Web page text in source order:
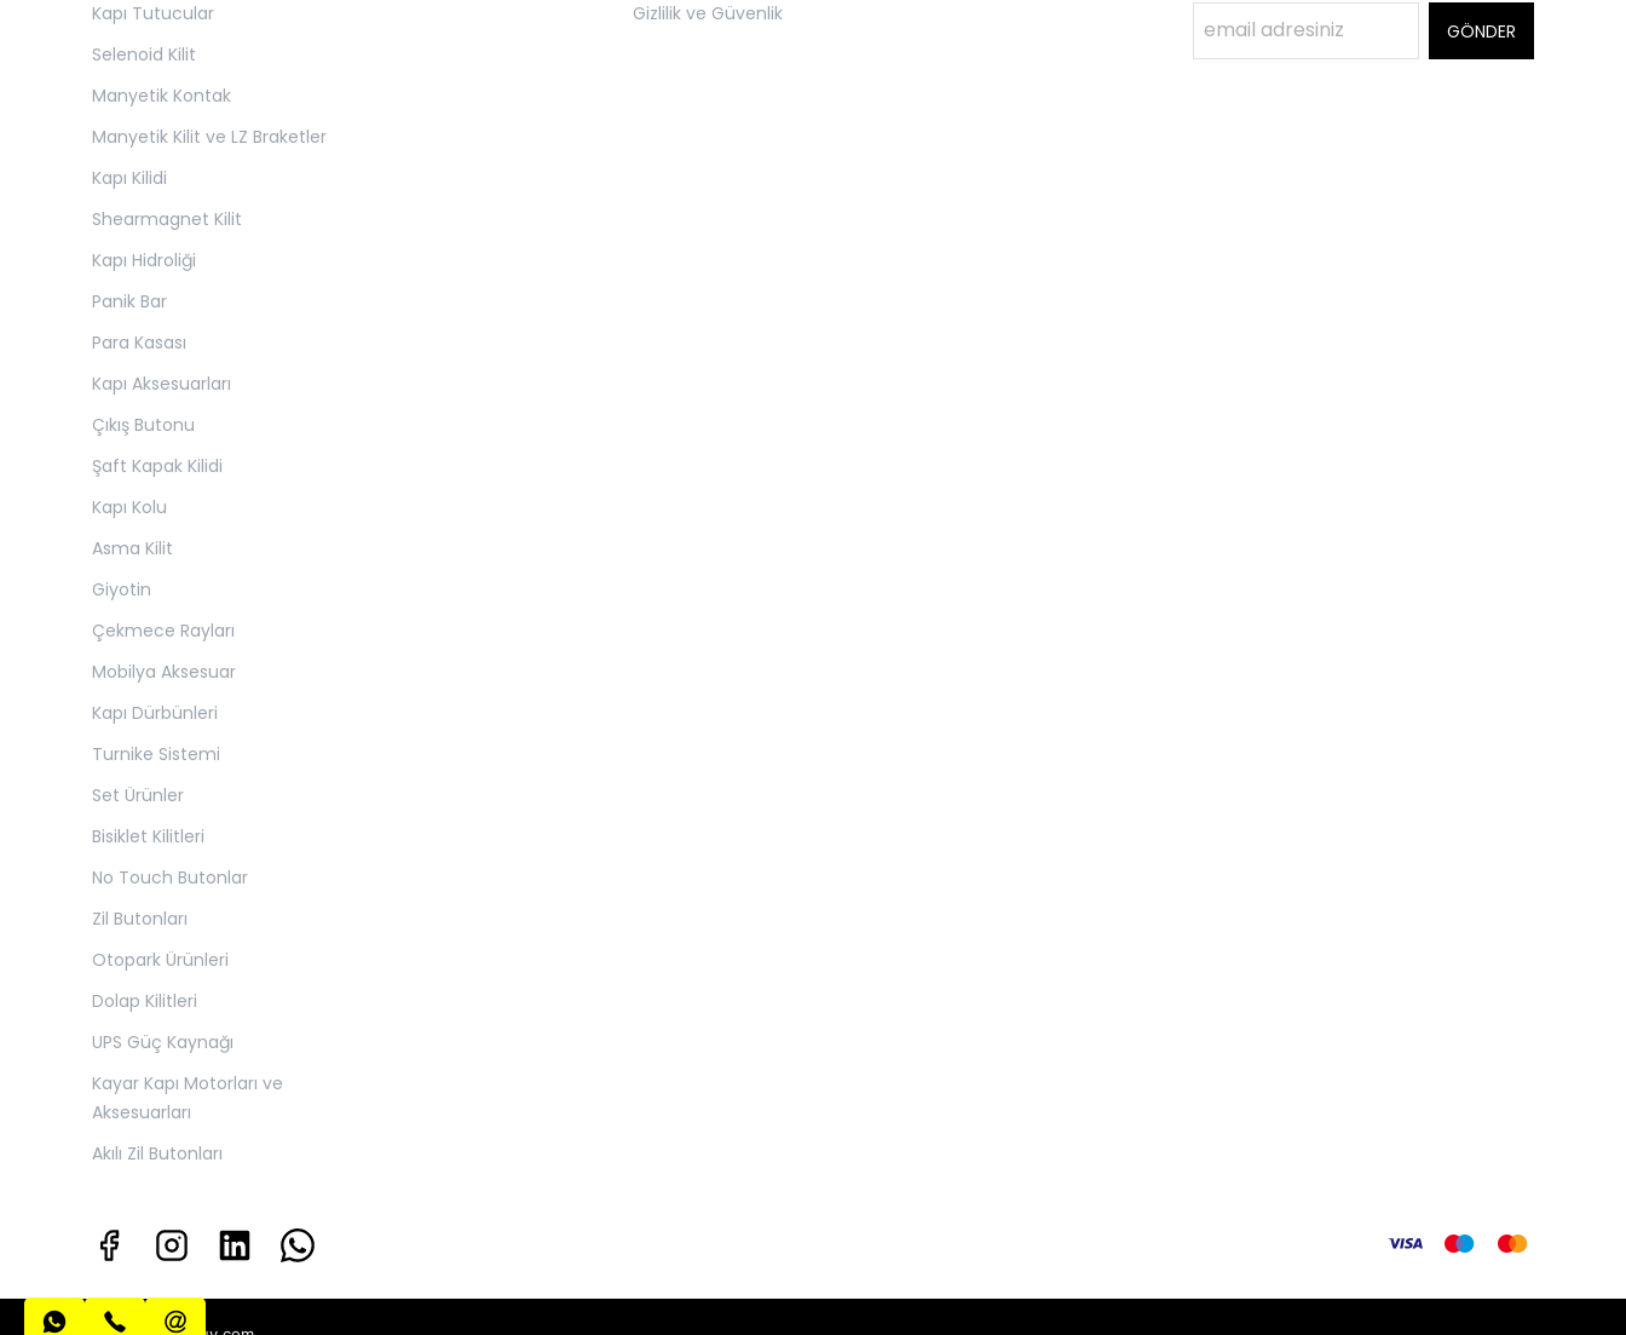
Kapı Tutucular
Selenoid Kilit
Manyetik Kontak
Manyetik Kilit ve LZ Braketler
Kapı Kilidi
Shearmagnet Kilit
Kapı Hidroliği
Panik Bar
Para Kasası
Kapı Aksesuarları
Çıkış Butonu
Şaft Kapak Kilidi
Kapı Kolu
Asma Kilit
Giyotin
Çekmece Rayları
Mobilya Aksesuar
Kapı Dürbünleri
Turnike Sistemi
Set Ürünler
Bisiklet Kilitleri
No Touch Butonlar
Zil Butonları
Otopark Ürünleri
Dolap Kilitleri
UPS Güç Kaynağı
Kayar Kapı Motorları ve
Aksesuarları
Akılı Zil Butonları
Gizlilik ve Güvenlik
GÖNDER